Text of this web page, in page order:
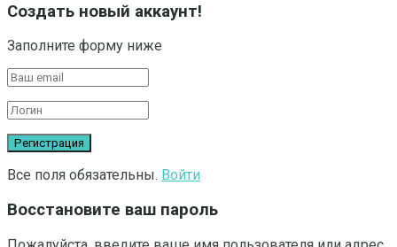
Создать новый аккаунт!
Заполните форму ниже
Все поля обязательны. Войти
Восстановите ваш пароль